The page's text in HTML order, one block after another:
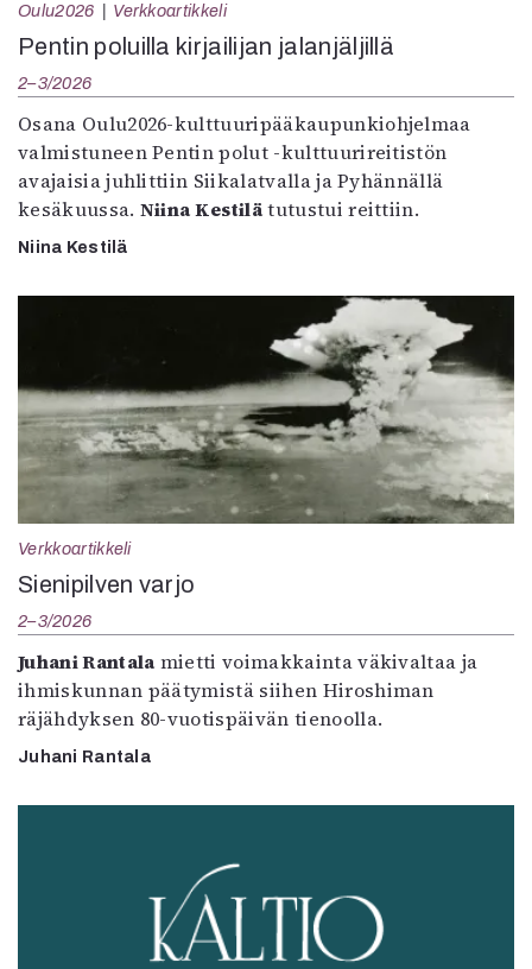
Oulu2026 Verkkoartikkeli
Pentin poluilla kirjailijan jalanjäljillä
2–3/2026
Osana Oulu2026-kulttuuripääkaupunkiohjelmaa
valmistuneen Pentin polut -kulttuurireitistön
avajaisia juhlittiin Siikalatvalla ja Pyhännällä
kesäkuussa. Niina Kestilätutustui reittiin.
Niina Kestilä
Verkkoartikkeli
Sienipilven varjo
2–3/2026
Juhani Rantala mietti voimakkainta väkivaltaa ja
ihmiskunnan päätymistä siihen Hiroshiman
räjähdyksen 80-vuotispäivän tienoolla.
Juhani Rantala